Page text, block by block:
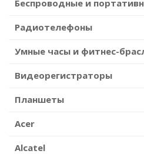
Беспроводные и
Радиотелефоны
Умные часы и фитнес-
Видеорегистраторы
Планшеты
Acer
Alcatel